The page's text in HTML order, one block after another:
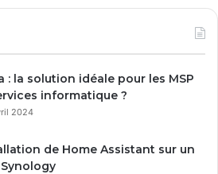
: la solution idéale pour les MSP
informatique ?
2024
de Home Assistant sur un
Synology